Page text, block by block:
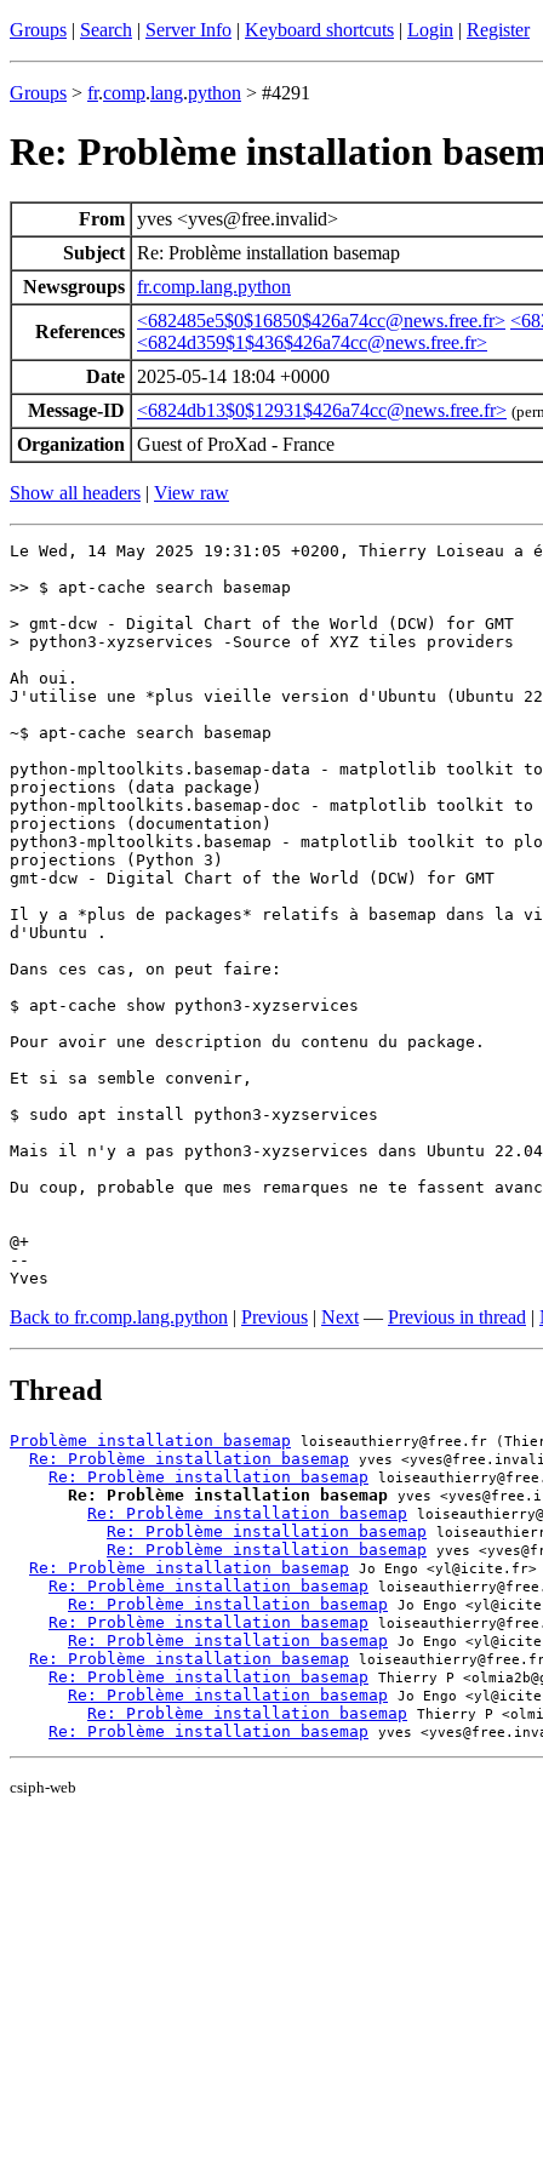
Groups | Search | Server Info | Keyboard shortcuts | Login | Register
Groups > fr.comp.lang.python > #4291
Re: Problème installation
From yves <yves@free.invalid>
Subject Re: Problème installation basemap
Newsgroups fr.comp.lang.python
References
<682485e5$0$16850$426a74cc@news.free.fr>
<6824d359$1$436$426a74cc@news.free.fr>
Date
2025-05-14 18:04 +0000
Message-ID
<6824db13$0$12931$426a74cc@news.free.fr>
Organization Guest of ProXad - France
Show all headers | View raw
Le Wed, 14 May 2025 19:31:05 +0200, Thierry Loiseau
>> $ apt-cache search basemap
> gmt-dcw - Digital Chart of the World (DCW) for GMT
> python3-xyzservices -Source of XYZ tiles providers
Ah oui.
J'utilise une *plus vieille version d'Ubuntu (Ubuntu
~$ apt-cache search basemap
python-mpltoolkits.basemap-data - matplotlib toolkit
projections (data package)
python-mpltoolkits.basemap-doc - matplotlib toolkit to
projections (documentation)
python3-mpltoolkits.basemap - matplotlib toolkit to
projections (Python 3)
gmt-dcw - Digital Chart of the World (DCW) for GMT
Il y a *plus de packages* relatifs à basemap dans la
d'Ubuntu .
Dans ces cas, on peut faire:
$ apt-cache show python3-xyzservices
Pour avoir une description du contenu du package.
Et si sa semble convenir,
$ sudo apt install python3-xyzservices
Mais il n'y a pas python3-xyzservices dans Ubuntu
Du coup, probable que mes remarques ne te fassent
@+
--
Yves
Back to fr.comp.lang.python | Previous | Next — Previous in thread |
Thread
Problème installation basemap loiseauthierry@free.fr
Re: Problème installation basemap yves
Re: Problème installation basemap
Re: Problème installation basemap yves
Re: Problème installation basemap
Re: Problème installation basemap
Re: Problème installation basemap yves
Re: Problème installation basemap Jo Engo <yl@icite.fr>
Re: Problème installation basemap
Re: Problème installation basemap Jo Engo
Re: Problème installation basemap
Re: Problème installation basemap Jo Engo
Re: Problème installation basemap
Re: Problème installation basemap Thierry P
Re: Problème installation basemap Jo Engo
Re: Problème installation basemap Thierry P
Re: Problème installation basemap yves
csiph-web